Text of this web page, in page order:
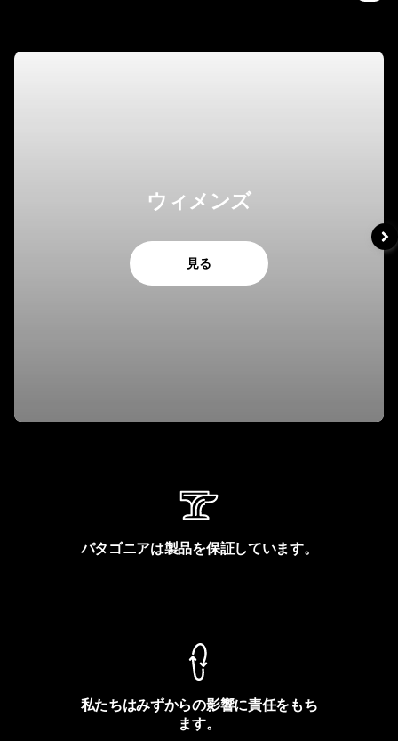
ウィメンズ
見る
パタゴニアは製品を保証しています。
私たちはみずからの影響に責任をもち
ます。